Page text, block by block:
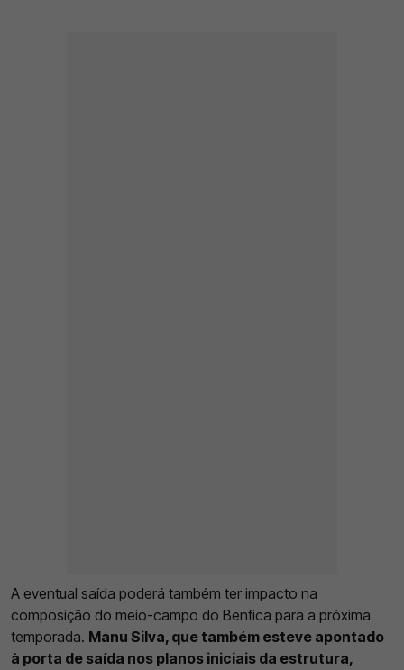
A eventual saída poderá também ter impacto na
composição do meio-campo do Benfica para a próxima
temporada. Manu Silva, que também esteve apontado
à porta de saída nos planos iniciais da estrutura,